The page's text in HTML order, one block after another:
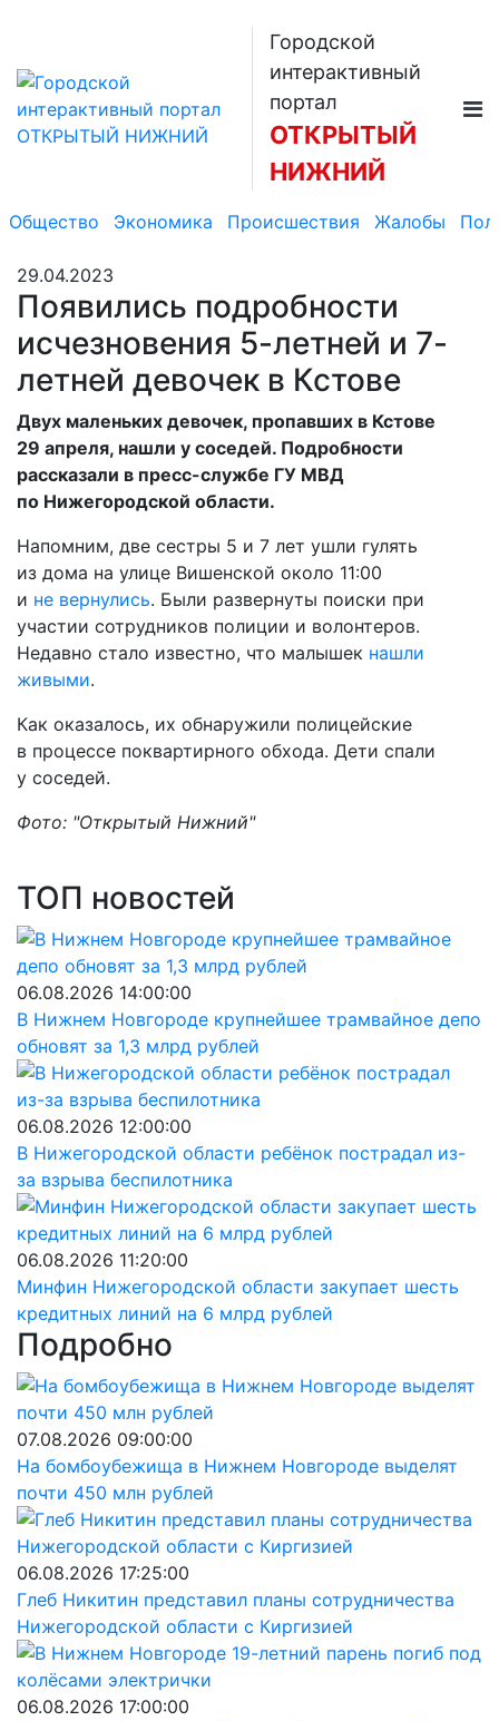
Городской
интерактивный
портал
ОТКРЫТЫЙ
НИЖНИЙ
Общество Экономика Происшествия Жалобы
29.04.2023
Появились подробности
исчезновения 5-летней и 7-
летней девочек в Кстове
Двух маленьких девочек, пропавших в Кстове
29 апреля, нашли у соседей. Подробности
рассказали в пресс-службе ГУ МВД
по Нижегородской области.
Напомним, две сестры 5 и 7 лет ушли гулять
из дома на улице Вишенской около 11:00
и не вернулись. Были развернуты поиски при
участии сотрудников полиции и волонтеров.
Недавно стало известно, что малышек нашли
живыми.
Как оказалось, их обнаружили полицейские
в процессе поквартирного обхода. Дети спали
у соседей.
Фото: "Открытый Нижний"
ТОП новостей
06.08.2026 14:00:00
В Нижнем Новгороде крупнейшее трамвайное депо
обновят за 1,3 млрд рублей
06.08.2026 12:00:00
В Нижегородской области ребёнок пострадал из-
за взрыва беспилотника
06.08.2026 11:20:00
Минфин Нижегородской области закупает шесть
кредитных линий на 6 млрд рублей
Подробно
07.08.2026 09:00:00
На бомбоубежища в Нижнем Новгороде выделят
почти 450 млн рублей
06.08.2026 17:25:00
Глеб Никитин представил планы сотрудничества
Нижегородской области с Киргизией
06.08.2026 17:00:00